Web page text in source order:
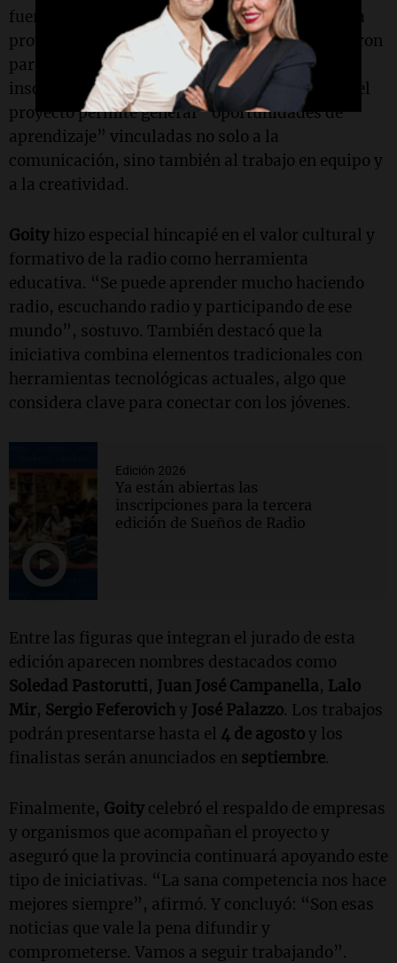
fuerte interés entre docentes y estudiantes de la
provincia. “Ya hay 68 escuelas que se inscribieron
para poder participar y todavía estamos
inscribiendo”, afirmó. Además, consideró que el
proyecto permite generar “oportunidades de
aprendizaje” vinculadas no solo a la
comunicación, sino también al trabajo en equipo y
a la creatividad.
Goity hizo especial hincapié en el valor cultural y
formativo de la radio como herramienta
educativa. “Se puede aprender mucho haciendo
radio, escuchando radio y participando de ese
mundo”, sostuvo. También destacó que la
iniciativa combina elementos tradicionales con
herramientas tecnológicas actuales, algo que
considera clave para conectar con los jóvenes.
Edición 2026
Ya están abiertas las
inscripciones para la tercera
edición de Sueños de Radio
Entre las figuras que integran el jurado de esta
edición aparecen nombres destacados como
Soledad Pastorutti, Juan José Campanella, Lalo
Mir, Sergio Feferovichy José Palazzo. Los trabajos
podrán presentarse hasta el 4 de agostoy los
finalistas serán anunciados en septiembre.
Finalmente, Goity celebró el respaldo de empresas
y organismos que acompañan el proyecto y
aseguró que la provincia continuará apoyando este
tipo de iniciativas. “La sana competencia nos hace
mejores siempre”, afirmó. Y concluyó: “Son esas
noticias que vale la pena difundir y
comprometerse. Vamos a seguir trabajando”.